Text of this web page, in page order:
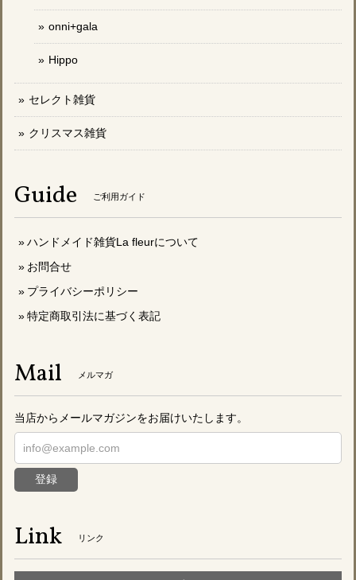
onni+gala
Hippo
セレクト雑貨
クリスマス雑貨
Guide ご利用ガイド
ハンドメイド雑貨La fleurについて
お問合せ
プライバシーポリシー
特定商取引法に基づく表記
Mail メルマガ
当店からメールマガジンをお届けいたします。
登録
Link リンク